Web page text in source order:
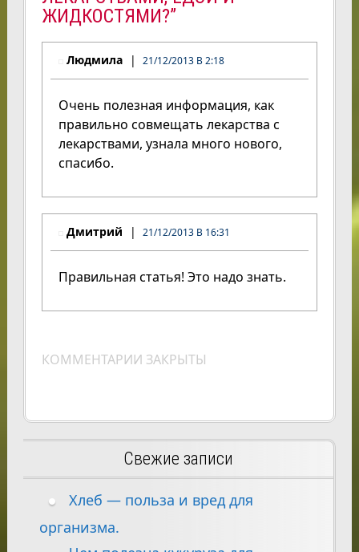
ЖИДКОСТЯМИ?”
Людмила 21/12/2013 В 2:18
Очень полезная информация, как
правильно совмещать лекарства с
лекарствами, узнала много нового,
спасибо.
Дмитрий 21/12/2013 В 16:31
Правильная статья! Это надо знать.
КОММЕНТАРИИ ЗАКРЫТЫ
Свежие записи
Хлеб — польза и вред для
организма.